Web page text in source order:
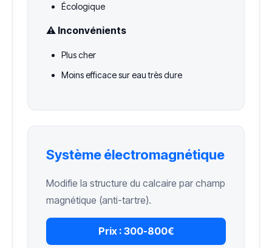
Écologique
⚠️ Inconvénients
Plus cher
Moins efficace sur eau très dure
Système électromagnétique
Modifie la structure du calcaire par champ
magnétique (anti-tartre).
Prix : 300-800€